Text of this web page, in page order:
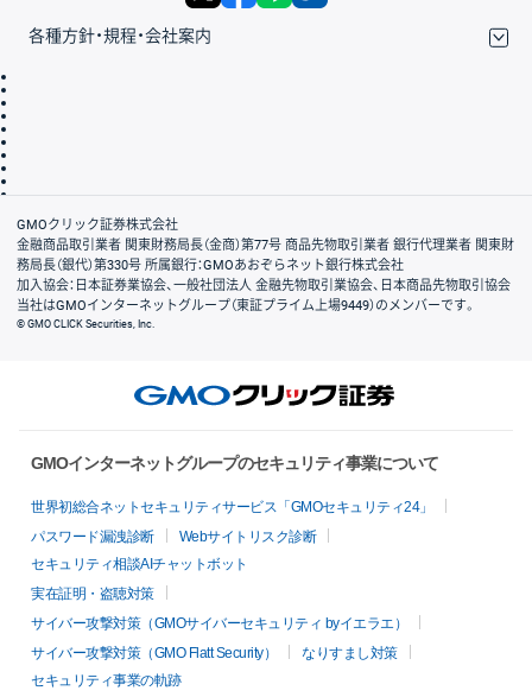
各種方針・規程・会社案内
会社案内
GMOクリック証券株式会社
金融商品取引業者 関東財務局長（金商）第77号 商品先物取引業者 銀行代理業者 関東財
務局長（銀代）第330号 所属銀行：GMOあおぞらネット銀行株式会社
加入協会：日本証券業協会、一般社団法人 金融先物取引業協会、日本商品先物取引協会
当社はGMOインターネットグループ（東証プライム上場9449）のメンバーです。
© GMO CLICK Securities, Inc.
GMOインターネットグループのセキュリティ事業について
世界初総合ネットセキュリティサービス「GMOセキュリティ24」
パスワード漏洩診断
Webサイトリスク診断
セキュリティ相談AIチャットボット
実在証明・盗聴対策
サイバー攻撃対策（GMOサイバーセキュリティ byイエラエ）
サイバー攻撃対策（GMO Flatt Security）
なりすまし対策
セキュリティ事業の軌跡